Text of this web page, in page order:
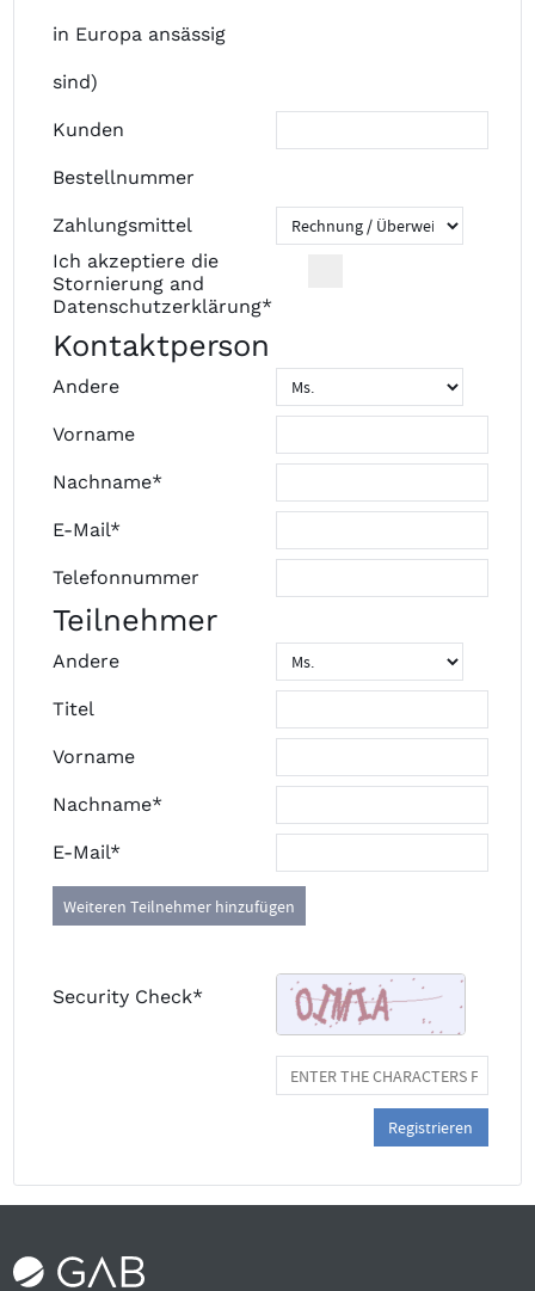
in Europa ansässig
sind)
Kunden
Bestellnummer
Zahlungsmittel
Ich akzeptiere die
Stornierung and
Datenschutzerklärung*
Kontaktperson
Andere
Vorname
Nachname*
E-Mail*
Telefonnummer
Teilnehmer
Andere
Titel
Vorname
Nachname*
E-Mail*
Weiteren Teilnehmer hinzufügen
Security Check*
Registrieren